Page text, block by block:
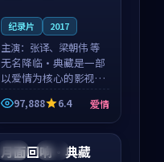
纪录片 2017
主演： 张译、梁朝伟 等
无名降临·典藏是一部
以爱情为核心的影视作
品，围绕危机、反转与
人物成长展开，整体节
奏紧凑，值得推荐观
看。
97,888 6.4 爱情
中国 热播
月面回响·典藏